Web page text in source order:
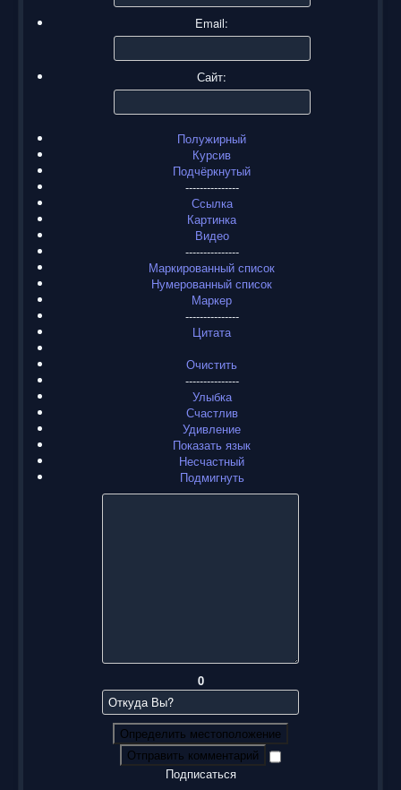
Email:
Сайт:
Полужирный
Курсив
Подчёркнутый
---------------
Ссылка
Картинка
Видео
---------------
Маркированный список
Нумерованный список
Маркер
---------------
Цитата
Очистить
---------------
Улыбка
Счастлив
Удивление
Показать язык
Несчастный
Подмигнуть
0
Определить местоположение
Отправить комментарий
Подписаться